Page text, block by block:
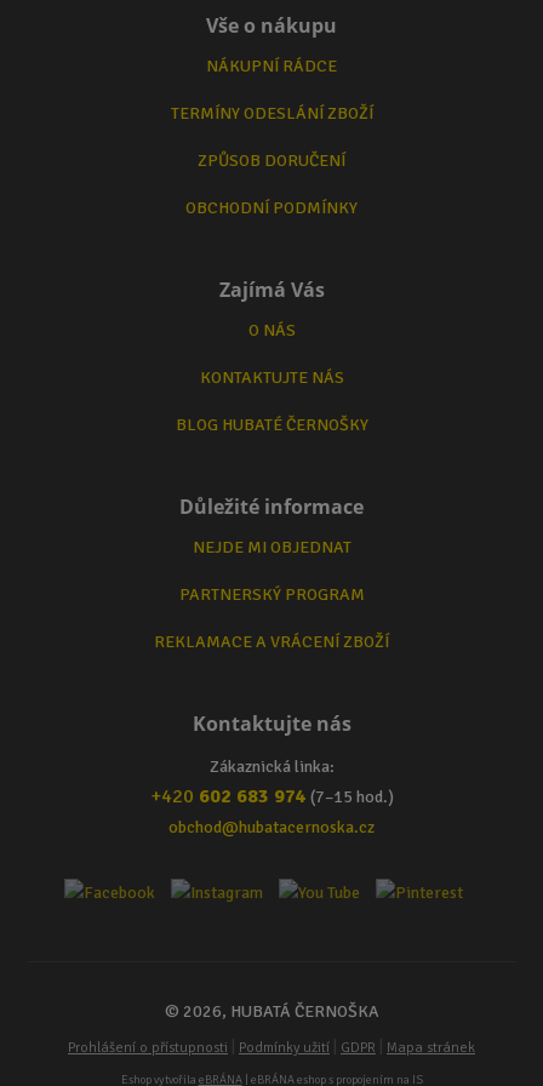
Vše o nákupu
NÁKUPNÍ RÁDCE
TERMÍNY ODESLÁNÍ ZBOŽÍ
ZPŮSOB DORUČENÍ
OBCHODNÍ PODMÍNKY
Zajímá Vás
O NÁS
KONTAKTUJTE NÁS
BLOG HUBATÉ ČERNOŠKY
Důležité informace
NEJDE MI OBJEDNAT
PARTNERSKÝ PROGRAM
REKLAMACE A VRÁCENÍ ZBOŽÍ
Kontaktujte nás
Zákaznická linka:
+420 602 683 974 (7–15 hod.)
obchod@hubatacernoska.cz
© 2026, HUBATÁ ČERNOŠKA
Prohlášení o přístupnosti Podmínky užití GDPR Mapa stránek
Eshop vytvořila eBRÁNA| eBRÁNA eshop s propojením na IS